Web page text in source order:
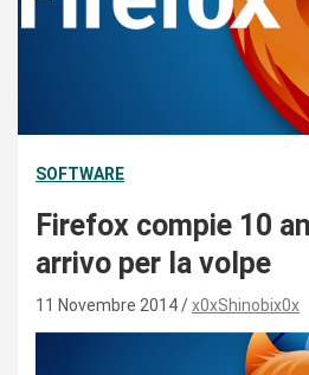
SOFTWARE
Firefox compie 10
arrivo per la volpe
11 Novembre 2014 x0xShinobix0x